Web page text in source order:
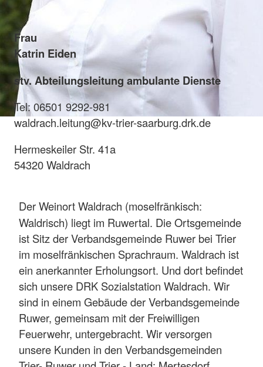
Frau
Katrin Eiden
stv. Abteilungsleitung ambulante Dienste
Tel: 06501 9292-981
waldrach.leitung@kv-trier-saarburg.drk.de
Hermeskeiler Str. 41a
54320 Waldrach
Der Weinort Waldrach (moselfränkisch:
Waldrisch) liegt im Ruwertal. Die Ortsgemeinde
ist Sitz der Verbandsgemeinde Ruwer bei Trier
im moselfränkischen Sprachraum. Waldrach ist
ein anerkannter Erholungsort. Und dort befindet
sich unsere DRK Sozialstation Waldrach. Wir
sind in einem Gebäude der Verbandsgemeinde
Ruwer, gemeinsam mit der Freiwilligen
Feuerwehr, untergebracht. Wir versorgen
unsere Kunden in den Verbandsgemeinden